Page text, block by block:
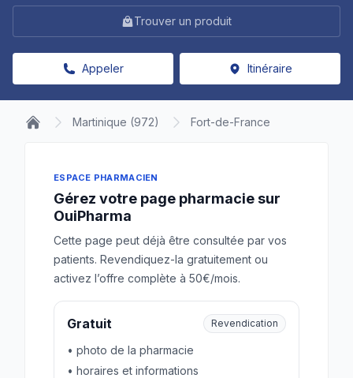
Trouver un produit
Appeler Itinéraire
Martinique (972) Fort-de-France
ESPACE PHARMACIEN
Gérez votre page pharmacie sur
OuiPharma
Cette page peut déjà être consultée par vos
patients. Revendiquez-la gratuitement ou
activez l’offre complète à 50€/mois.
Gratuit Revendication
• photo de la pharmacie
• horaires et informations